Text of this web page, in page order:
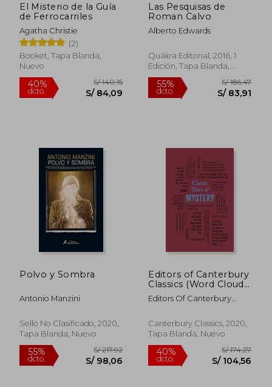
40%
El Misterio de la Guía
de Ferrocarriles
Agatha Christie
(2)
Booket, Tapa Blanda,
Nuevo
Las Pesquisas de
Roman Calvo
Alberto Edwards
Quálea Editorial, 2016, 1
Edición, Tapa Blanda,
Nuevo
Polvo y Sombra
Antonio Manzini
Sello No Clasificado, 2020,
Tapa Blanda, Nuevo
Editors of Canterbury
Classics (Word Cloud
Classics) (en Inglés)
Editors Of Canterbury
Canterbury Classics, 2020,
Tapa Blanda, Nuevo